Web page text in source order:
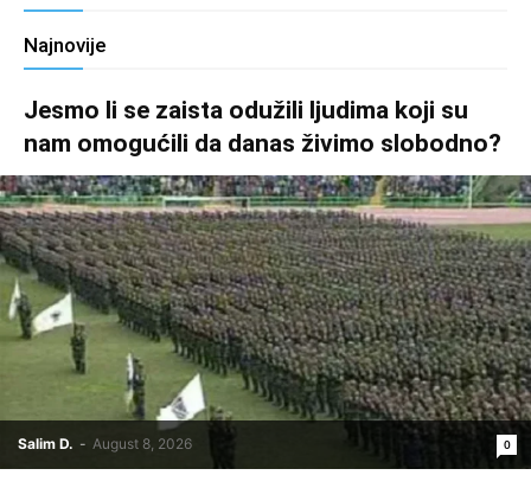
Najnovije
Jesmo li se zaista odužili ljudima koji su
nam omogućili da danas živimo slobodno?
Salim D. - August 8, 2026 0